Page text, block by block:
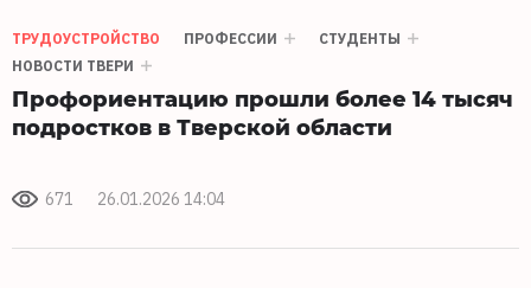
ТРУДОУСТРОЙСТВО ПРОФЕССИИ
СТУДЕНТЫ
НОВОСТИ ТВЕРИ
Профориентацию прошли более 14 тысяч
подростков в Тверской области
671 26.01.2026 14:04